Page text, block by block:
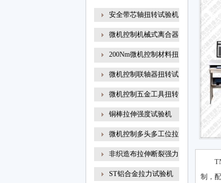
安全带芯轴扭转试验机
微机控制机械式离合器
200Nm微机控制材料扭
微机控制联轴器扭转试
微机控制五金工具扭转
铜棒拉伸强度试验机
微机控制多头多工位拉
非织造布拉伸断裂强力
ST铝合金拉力试验机
制，